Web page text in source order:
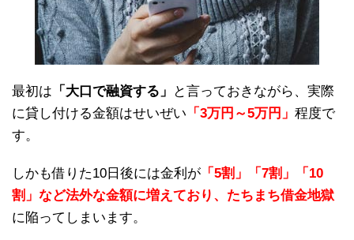
最初は 「大口で融資する」
と言っておきながら、実際
に貸し付ける金額はせいぜい 「3万円～5万円」 程度で
す。
しかも借りた10日後には金利が 「5割」「7割」「10
割」など法外な金額に増えており、たちまち借金地獄
に陥ってしまいます。